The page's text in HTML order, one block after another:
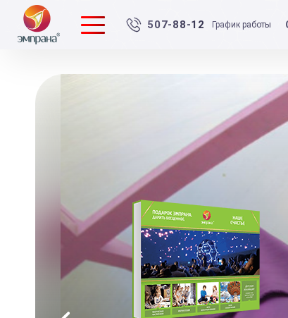
507-88-12 График работы